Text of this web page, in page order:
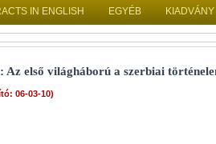
IN ENGLISH EGYÉB
Az első világháború a szerbiai
06-03-10)